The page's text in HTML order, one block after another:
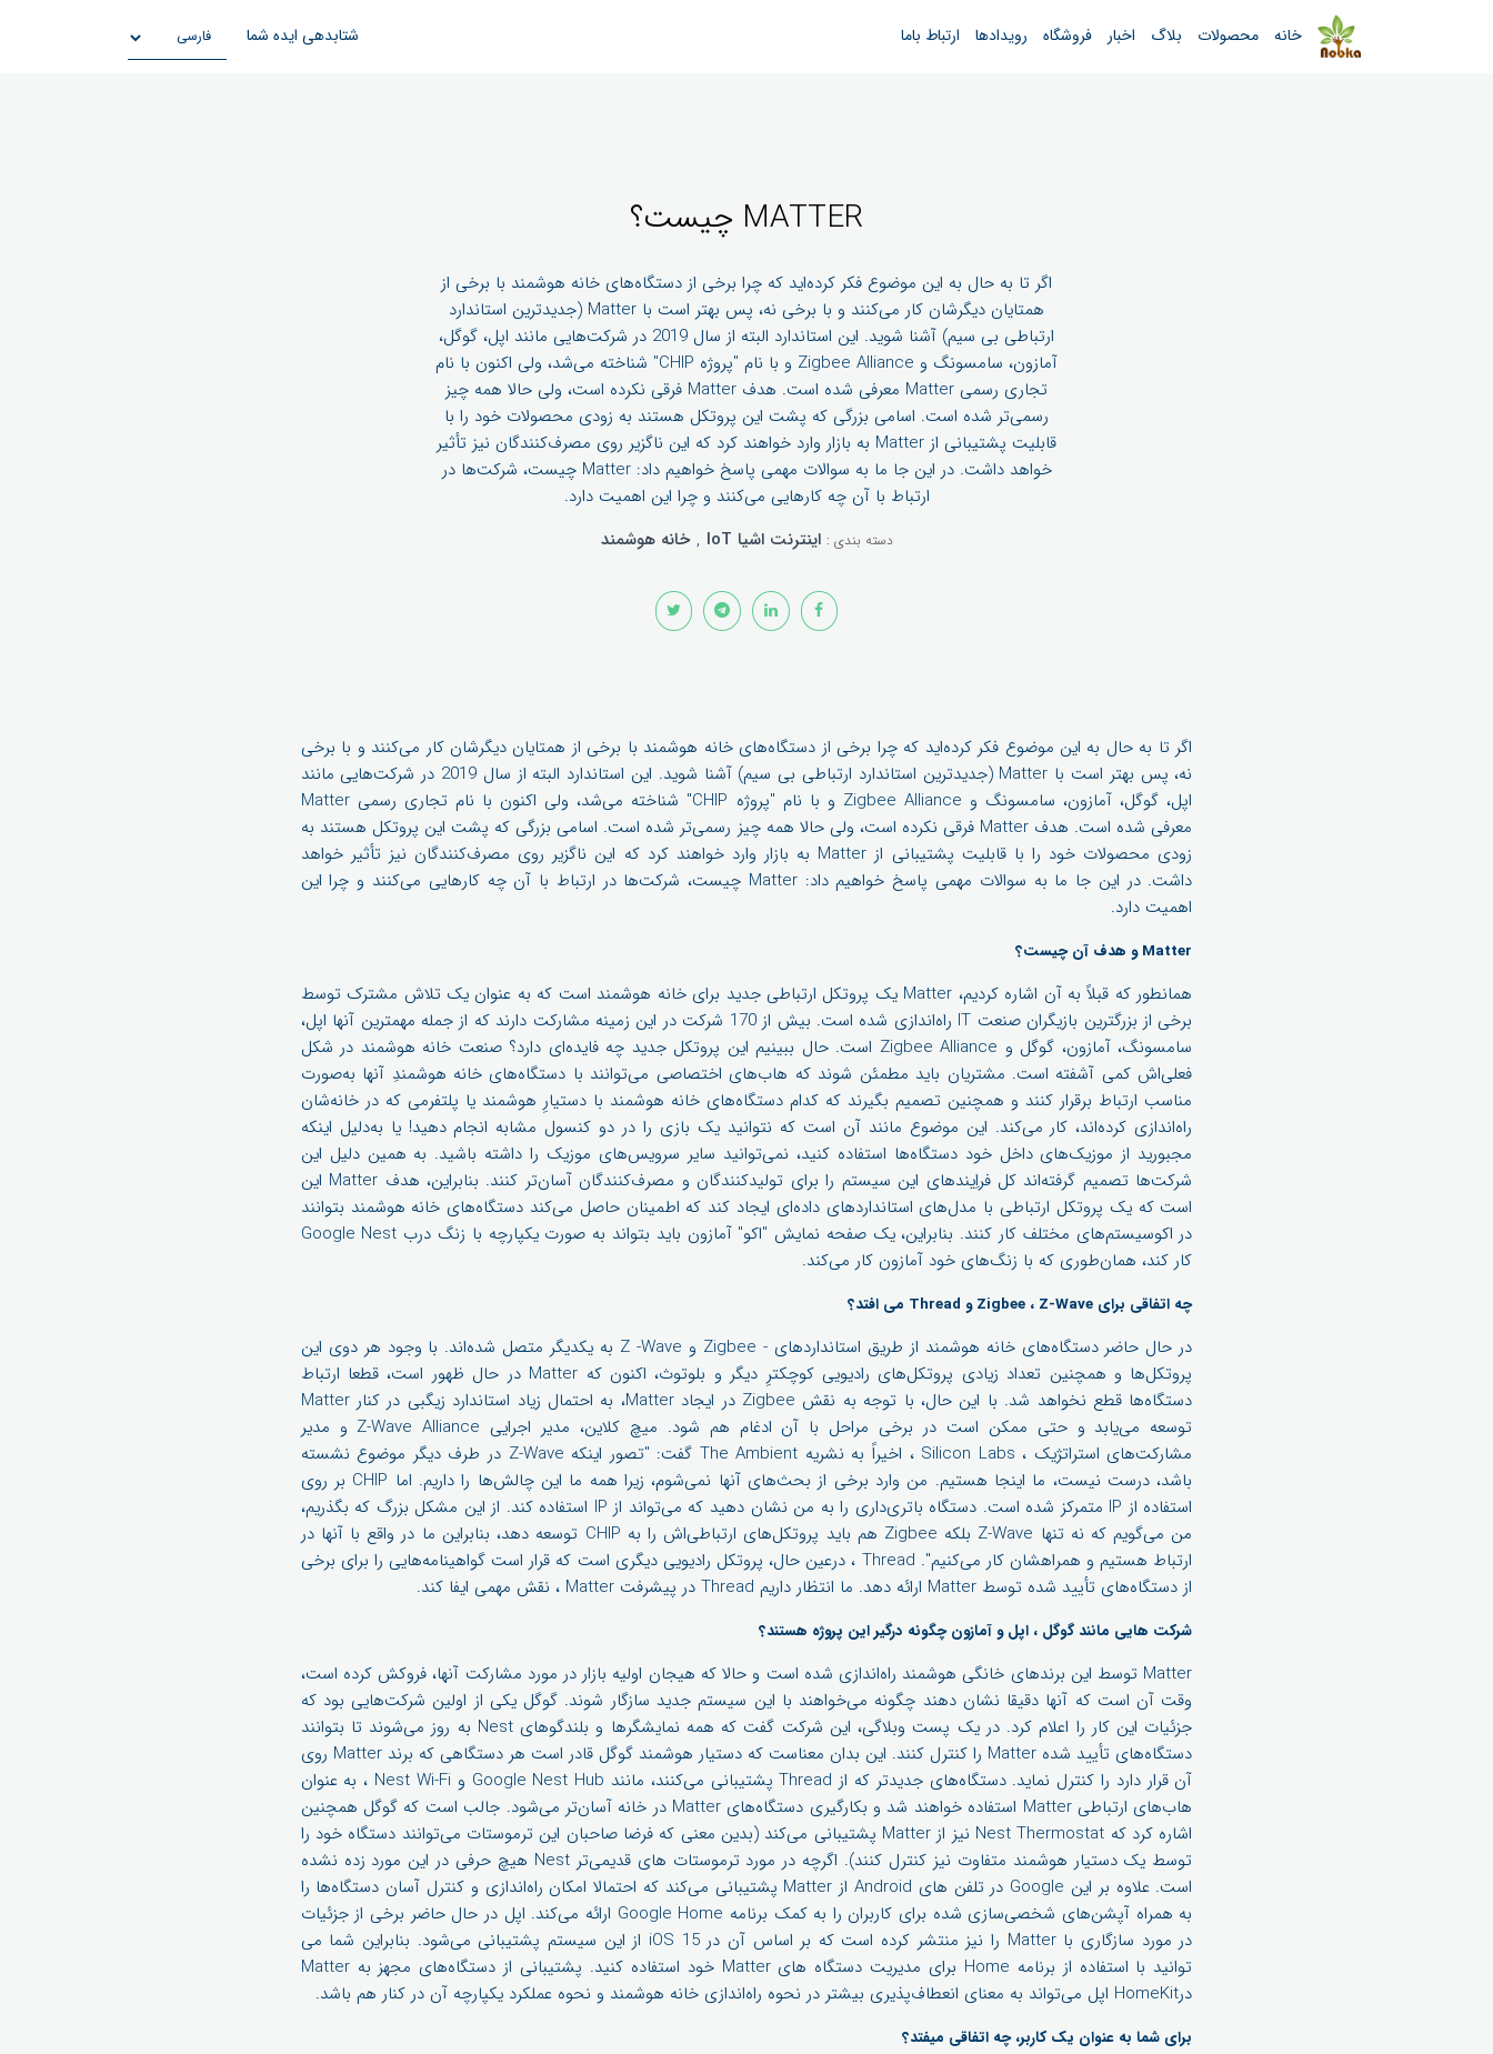
MATTER چیست؟
اگر تا به حال به این موضوع فکر کرده‌اید که چرا برخی از دستگاه‌های خانه هوشمند با برخی از
همتایان دیگرشان کار می‌کنند و با برخی نه، پس بهتر است با Matter (جدیدترین استاندارد
ارتباطی بی سیم) آشنا شوید. این استاندارد البته از سال 2019 در شرکت‌هایی مانند اپل، گوگل،
آمازون، سامسونگ و Zigbee Alliance و با نام "پروژه CHIP" شناخته می‌شد، ولی اکنون با نام
تجاری رسمی Matter معرفی شده است. هدف Matter فرقی نکرده است، ولی حالا همه چیز
رسمی‌تر شده است. اسامی بزرگی که پشت این پروتکل هستند به زودی محصولات خود را با
قابلیت پشتیبانی از Matter به بازار وارد خواهند کرد که این ناگزیر روی مصرف‌کنندگان نیز تأثیر
خواهد داشت. در این جا ما به سوالات مهمی پاسخ خواهیم داد: Matter چیست، شرکت‌ها در
ارتباط با آن چه کارهایی می‌کنند و چرا این اهمیت دارد.
دسته بندی : اینترنت اشیا IoT , خانه‌ هوشمند
اگر تا به حال به این موضوع فکر کرده‌اید که چرا برخی از دستگاه‌های خانه هوشمند با برخی از همتایان دیگرشان کار می‌کنند و با برخی
نه، پس بهتر است با Matter (جدیدترین استاندارد ارتباطی بی سیم) آشنا شوید. این استاندارد البته از سال 2019 در شرکت‌هایی مانند
اپل، گوگل، آمازون، سامسونگ و Zigbee Alliance و با نام "پروژه CHIP" شناخته می‌شد، ولی اکنون با نام تجاری رسمی Matter
معرفی شده است. هدف Matter فرقی نکرده است، ولی حالا همه چیز رسمی‌تر شده است. اسامی بزرگی که پشت این پروتکل هستند به
زودی محصولات خود را با قابلیت پشتیبانی از Matter به بازار وارد خواهند کرد که این ناگزیر روی مصرف‌کنندگان نیز تأثیر خواهد
داشت. در این جا ما به سوالات مهمی پاسخ خواهیم داد: Matter چیست، شرکت‌ها در ارتباط با آن چه کارهایی می‌کنند و چرا این
اهمیت دارد.
Matter و هدف آن چیست؟
همانطور که قبلاً به آن اشاره کردیم، Matter یک پروتکل ارتباطی جدید برای خانه هوشمند است که به عنوان یک تلاش مشترک توسط
برخی از بزرگترین بازیگران صنعت IT راه‌اندازی شده است. بیش از 170 شرکت در این زمینه مشارکت دارند که از جمله مهمترین آنها اپل،
سامسونگ، آمازون، گوگل و Zigbee Alliance است. حال ببینیم این پروتکل جدید چه فایده‌ای دارد؟ صنعت خانه هوشمند در شکل
فعلی‌اش کمی آشفته است. مشتریان باید مطمئن شوند که هاب‌های اختصاصی می‌توانند با دستگاه‌های خانه هوشمندِ آنها به‌صورت
مناسب ارتباط برقرار کنند و همچنین تصمیم بگیرند که کدام دستگاه‌های خانه هوشمند با دستیارِ هوشمند یا پلتفرمی که در خانه‌شان
راه‌اندازی کرده‌اند، کار می‌کند. این موضوع مانند آن است که نتوانید یک بازی را در دو کنسول مشابه انجام دهید! یا به‌دلیل اینکه
مجبورید از موزیک‌های داخل خود دستگاه‌ها استفاده کنید، نمی‌توانید سایر سرویس‌های موزیک را داشته باشید. به همین دلیل این
شرکت‌ها تصمیم گرفته‌اند کل فراِیندهای این سیستم را برای تولیدکنندگان و مصرف‌کنندگان آسان‌تر کنند. بنابراین، هدف Matter این
است که یک پروتکل ارتباطی با مدل‌های استانداردهای داده‌ای ایجاد کند که اطمینان حاصل می‌کند دستگاه‌های خانه هوشمند بتوانند
در اکوسیستم‌های مختلف کار کنند. بنابراین، یک صفحه نمایش "اکو" آمازون باید بتواند به صورت یکپارچه با زنگ درب Google Nest
کار کند، همان‌طوری که با زنگ‌های خود آمازون کار می‌کند.
چه اتفاقی برای Zigbee ، Z-Wave و Thread می افتد؟
در حال حاضر دستگاه‌های خانه هوشمند از طریق استانداردهای - Zigbee و Z -Wave به یکدیگر متصل شده‌اند. با وجود هر دوی این
پروتکل‌ها و همچنین تعداد زیادی پروتکل‌های رادیویی کوچکترِ دیگر و بلوتوث، اکنون که Matter در حال ظهور است، قطعا ارتباط
دستگاه‌ها قطع نخواهد شد. با این حال، با توجه به نقش Zigbee در ایجاد Matter، به احتمال زیاد استاندارد زیگبی در کنار Matter
توسعه می‌یابد و حتی ممکن است در برخی مراحل با آن ادغام هم شود. میچ کلاین، مدیر اجرایی Z-Wave Alliance و مدیر
مشارکت‌های استراتژیک ، Silicon Labs ، اخیراً به نشریه The Ambient گفت: "تصور اینکه Z-Wave در طرف دیگر موضوع نشسته
باشد، درست نیست، ما اینجا هستیم. من وارد برخی از بحث‌های آنها نمی‌شوم، زیرا همه ما این چالش‌ها را داریم. اما CHIP بر روی
استفاده از IP متمرکز شده است. دستگاه باتری‌داری را به من نشان دهید که می‌تواند از IP استفاده کند. از این مشکل بزرگ که بگذریم،
من می‌گویم که نه تنها Z-Wave بلکه Zigbee هم باید پروتکل‌های ارتباطی‌اش را به CHIP توسعه دهد، بنابراین ما در واقع با آنها در
ارتباط هستیم و همراهشان کار می‌کنیم". Thread ، درعین حال، پروتکل رادیویی دیگری است که قرار است گواهینامه‌هایی را برای برخی
از دستگاه‌های تأیید شده توسط Matter ارائه دهد. ما انتظار داریم Thread در پیشرفت Matter ، نقش مهمی ایفا کند.
شرکت هایی مانند گوگل ، اپل و آمازون چگونه درگیر این پروژه هستند؟
Matter توسط این برندهای خانگی هوشمند راه‌اندازی شده است و حالا که هیجان اولیه بازار در مورد مشارکت آنها، فروکش کرده است،
وقت آن است که آنها دقیقا نشان دهند چگونه می‌خواهند با این سیستم جدید سازگار شوند. گوگل یکی از اولین شرکت‌هایی بود که
جزئیات این کار را اعلام کرد. در یک پست وبلاگی، این شرکت گفت که همه نمایشگرها و بلندگوهای Nest به روز می‌شوند تا بتوانند
دستگاه‌های تأیید شده Matter را کنترل کنند. این بدان معناست که دستیار هوشمند گوگل قادر است هر دستگاهی که برند Matter روی
آن قرار دارد را کنترل نماید. دستگاه‌های جدیدتر که از Thread پشتیبانی می‌کنند، مانند Google Nest Hub و Nest Wi-Fi ، به عنوان
هاب‌های ارتباطی Matter استفاده خواهند شد و بکارگیری دستگاه‌های Matter در خانه آسان‌تر می‌شود. جالب است که گوگل همچنین
اشاره کرد که Nest Thermostat نیز از Matter پشتیبانی می‌کند (بدین معنی که فرضا صاحبان این ترموستات می‌توانند دستگاه خود را
توسط یک دستیار هوشمند متفاوت نیز کنترل کنند). اگرچه در مورد ترموستات های قدیمی‌تر Nest هیچ حرفی در این مورد زده نشده
است. علاوه بر این Google در تلفن های Android از Matter پشتیبانی می‌کند که احتمالا امکان راه‌اندازی و کنترل آسان دستگاه‌ها را
به همراه آپشن‌های شخصی‌سازی شده برای کاربران را به کمک برنامه Google Home ارائه می‌کند. اپل در حال حاضر برخی از جزئیات
در مورد سازگاری با Matter را نیز منتشر کرده است که بر اساس آن در iOS 15 از این سیستم پشتیبانی می‌شود. بنابراین شما می
توانید با استفاده از برنامه Home برای مدیریت دستگاه های Matter خود استفاده کنید. پشتیبانی از دستگاه‌های مجهز به Matter
درHomeKit اپل می‌تواند به معنای انعطاف‌پذیری بیشتر در نحوه راه‌اندازی خانه هوشمند و نحوه عملکرد یکپارچه آن در کنار هم باشد.
برای شما به عنوان یک کاربر، چه اتفاقی میفتد؟
خانه محصولات بلاگ اخبار فروشگاه رویدادها ارتباط باما شتابدهی ایده شما